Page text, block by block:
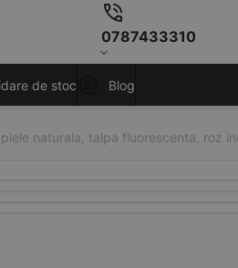
0787433310
de stoc Blog
naturala, talpa fluorescenta, roz